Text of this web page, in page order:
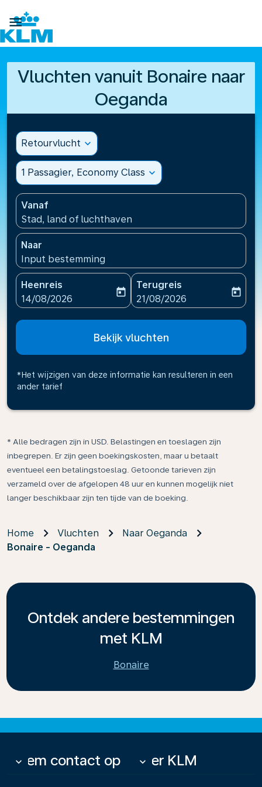

Vluchten vanuit Bonaire naar
Oeganda
Retourvlucht expand_more
1 Passagier, Economy Class expand_more
Vanaf
Stad, land of luchthaven
Naar
Input bestemming
Heenreis
fc-booking-departure-date-aria-label
14/08/2026
today
Terugreis
fc-booking-return-date-
21/08/2026
today
Bekijk vluchten
*Het wijzigen van deze informatie kan resulteren in een
ander tarief
* Alle bedragen zijn in USD. Belastingen en toeslagen zijn
inbegrepen. Er zijn geen boekingskosten, maar u betaalt
eventueel een betalingstoeslag. Getoonde tarieven zijn
verzameld over de afgelopen 48 uur en kunnen mogelijk niet
langer beschikbaar zijn ten tijde van de boeking.
Home Vluchten
Naar Oeganda
Bonaire - Oeganda
Ontdek andere bestemmingen
met KLM
Bonaire
Neem contact op
keyboard_arrow_down Over KLM
keyboard_arrow_down